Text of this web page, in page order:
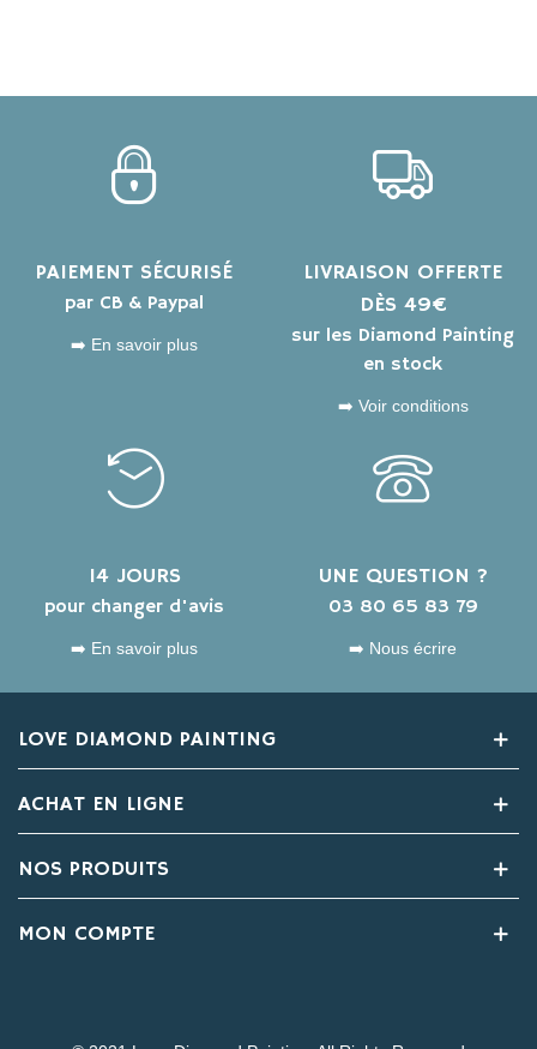
PAIEMENT SÉCURISÉ
par CB & Paypal
➡️ En savoir plus
LIVRAISON OFFERTE
DÈS 49€
sur les Diamond Painting
en stock
➡️ Voir conditions
14 JOURS
pour changer d'avis
➡️ En savoir plus
UNE QUESTION ?
03 80 65 83 79
➡️ Nous écrire
LOVE DIAMOND PAINTING
ACHAT EN LIGNE
NOS PRODUITS
MON COMPTE